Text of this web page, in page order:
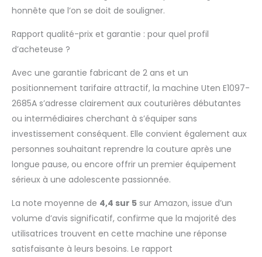
portable, n'hésitez pas
e-mail, nous allons
résoudre le problème.
La machine est
équipée de 5 pieds à
changement rapide,
comprenant un pied en
zigzag, un pied pour
fermeture à glissière,
un pied pour bouton,
un pied de point
aveugle et un pied pour
honnête que l’on se doit de souligner.
Rapport qualité-prix et garantie : pour quel profil
d’acheteuse ?
Avec une garantie fabricant de 2 ans et un
positionnement tarifaire attractif, la machine Uten E1097-
2685A s’adresse clairement aux couturières débutantes
ou intermédiaires cherchant à s’équiper sans
investissement conséquent. Elle convient également aux
personnes souhaitant reprendre la couture après une
longue pause, ou encore offrir un premier équipement
sérieux à une adolescente passionnée.
La note moyenne de 4,4 sur 5 sur Amazon, issue d’un
volume d’avis significatif, confirme que la majorité des
utilisatrices trouvent en cette machine une réponse
satisfaisante à leurs besoins. Le rapport